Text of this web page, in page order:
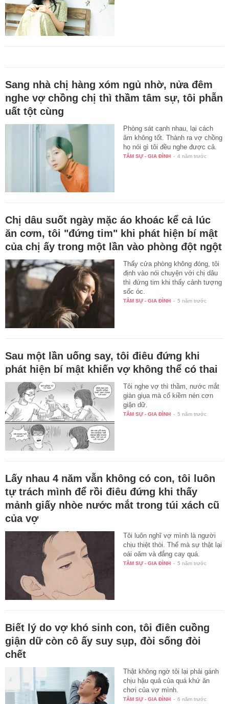
Sang nhà chị hàng xóm ngủ nhờ, nửa đêm
nghe vợ chồng chị thì thầm tâm sự, tôi phẫn
uất tột cùng
Phòng sát cạnh nhau, lại cách
âm không tốt. Thành ra vợ chồng
họ nói gì tôi đều nghe được cả.
TÂM SỰ - GIA ĐÌNH - 4 năm trước
Chị dâu suốt ngày mặc áo khoác kể cả lúc
ăn cơm, tôi "đứng tim" khi phát hiện bí mật
của chị ấy trong một lần vào phòng đột ngột
Thấy cửa phòng không đóng, tôi
định vào nói chuyện với chị dâu
thì đứng tim khi thấy cảnh tượng
sốc óc.
TÂM SỰ - GIA ĐÌNH - 5 năm trước
Sau một lần uống say, tôi điêu đứng khi
phát hiện bí mật khiến vợ không thể có thai
Tôi nghe vợ thì thầm, nước mắt
giàn giụa mà cố kiềm nén cơn
giận dữ.
TÂM SỰ - GIA ĐÌNH - 5 năm trước
Lấy nhau 4 năm vẫn không có con, tôi luôn
tự trách mình để rồi điêu đứng khi thấy
mảnh giấy nhòe nước mắt trong túi xách cũ
của vợ
Tôi luôn nghĩ vợ mình là người
chịu thiệt thòi. Thế mà sự thật lại
oái oăm và đắng cay quá.
TÂM SỰ - GIA ĐÌNH - 5 năm trước
Biết lý do vợ khó sinh con, tôi điên cuồng
giận dữ còn cô ấy suy sụp, đòi sống đòi
chết
Thật không ngờ tôi lại phải gánh
chịu hậu quả của quá khứ ăn
chơi của vợ mình.
TÂM SỰ - GIA ĐÌNH - 6 năm trước